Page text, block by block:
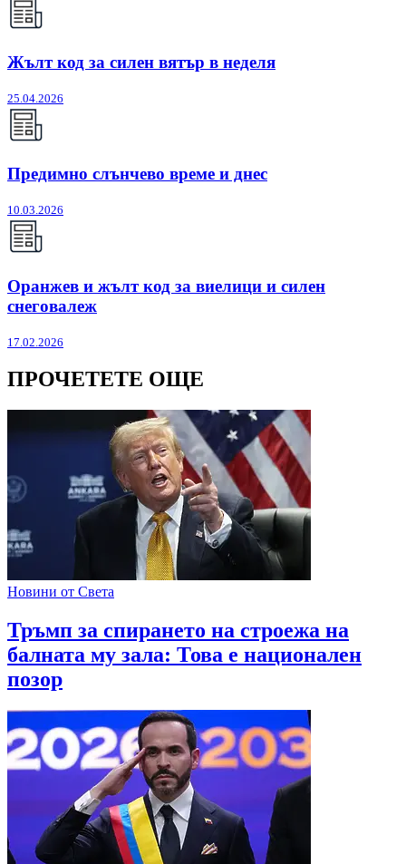
Жълт код за силен вятър в неделя
25.04.2026
Предимно слънчево време и днес
10.03.2026
Оранжев и жълт код за виелици и силен
снеговалеж
17.02.2026
ПРОЧЕТЕТЕ ОЩЕ
Новини от Света
Тръмп за спирането на строежа на
балната му зала: Това е национален
позор